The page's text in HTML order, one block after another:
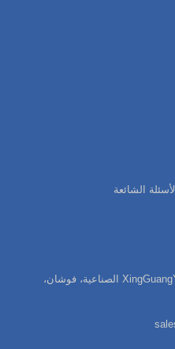
الأسئلة الشائعة
العنوان: مبنى F2، A14، قاعدة XingGuangYuan الصناعية، فوشان،